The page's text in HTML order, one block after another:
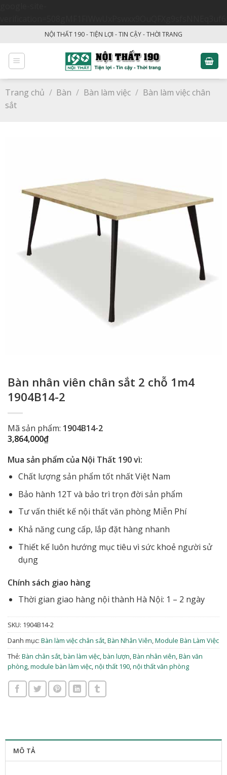
content
NỘI THẤT 190 - TIỆN LỢI - TIN CẬY - THỜI TRANG
Trang chủ / Bàn / Bàn làm việc / Bàn làm việc chân
sắt
Bàn nhân viên chân sắt 2 chỗ 1m4
1904B14-2
Mã sản phẩm: 1904B14-2
3,864,000₫
Mua sản phẩm của Nội Thất 190 vì:
Chất lượng sản phẩm tốt nhất Việt Nam
Bảo hành 12T và bảo trì trọn đời sản phẩm
Tư vấn thiết kế nội thất văn phòng Miễn Phí
Khả năng cung cấp, lắp đặt hàng nhanh
Thiết kế luôn hướng mục tiêu vì sức khoẻ người sử
dụng
Chính sách giao hàng
Thời gian giao hàng nội thành Hà Nội: 1 – 2 ngày
SKU: 1904B14-2
Danh mục: Bàn làm việc chân sắt,Bàn Nhân Viên,Module Bàn Làm Việc
Thẻ: Bàn chân sắt,bàn làm việc,bàn lượn,Bàn nhân viên,Bàn văn
phòng,module bàn làm việc,nội thất 190,nội thất văn phòng
MÔ TẢ